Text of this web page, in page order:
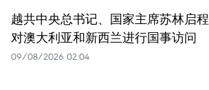
越共中央总书记、国家主席苏林启程
对澳大利亚和新西兰进行国事访问
09/08/2026 02:04